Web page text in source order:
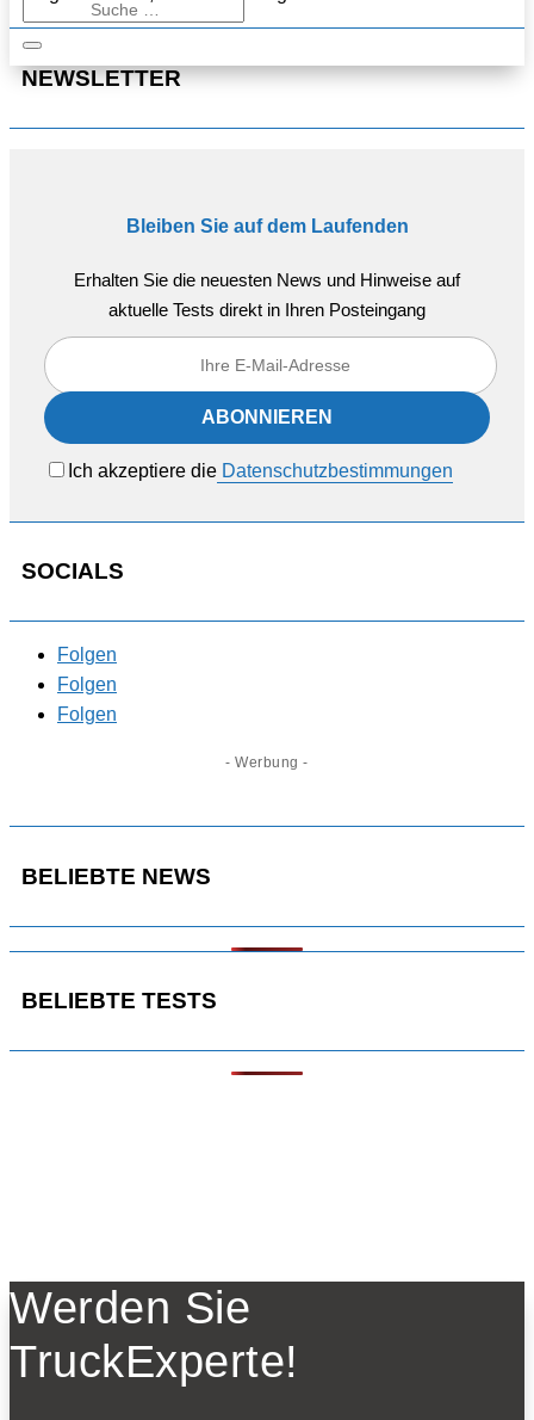
NEWSLETTER
Bleiben Sie auf dem Laufenden
Erhalten Sie die neuesten News und Hinweise auf
aktuelle Tests direkt in Ihren Posteingang
Ich akzeptiere die Datenschutzbestimmungen
SOCIALS
Folgen
Folgen
Folgen
- Werbung -
BELIEBTE NEWS
BELIEBTE TESTS
Werden Sie
TruckExperte!